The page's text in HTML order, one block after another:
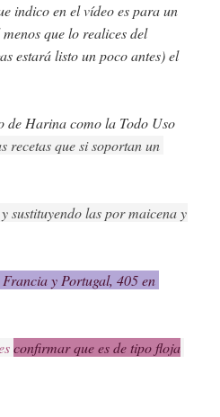
indico en el vídeo es para un
que lo realices del
estará listo un poco antes) el
de Harina como la Todo Uso
recetas que si soportan un
sustituyendo las por maicena y
y Portugal, 405 en
confirmar que es de tipo floja